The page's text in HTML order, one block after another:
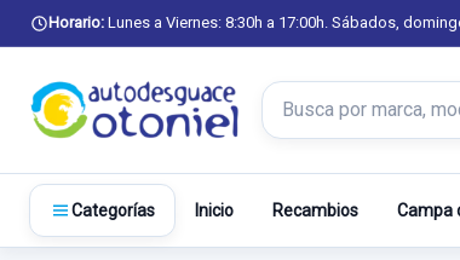
Horario: Lunes a Viernes: 8:30h a 17:00h. Sábados,
Buscar productos
Categorías Inicio Recambios Campa